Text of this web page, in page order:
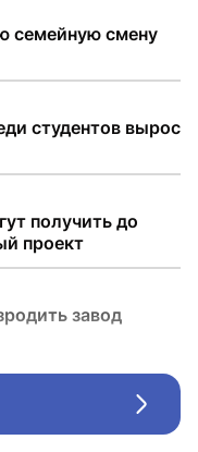
семейную смену
студентов вырос
получить до
проект
завод